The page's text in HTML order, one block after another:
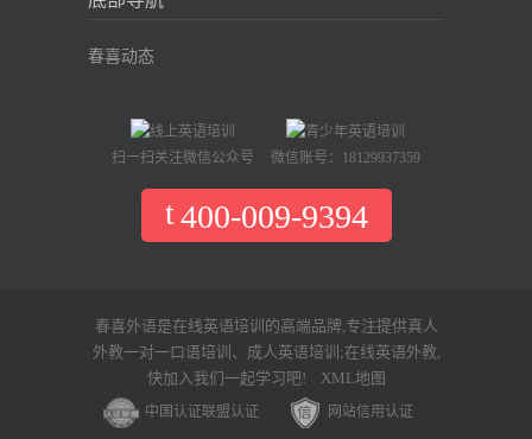
春喜动态
扫一扫关注微信公众号 微信账号：18129937359
400-009-9394
春喜外语是在线英语培训的高端品牌,专注提供真人
外教一对一口语培训、成人英语培训;在线英语外教,
快加入我们一起学习吧! XML地图
中国认证联盟认证 网站信用认证